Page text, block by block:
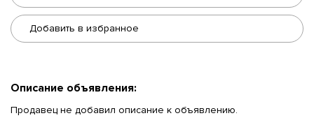
Добавить в избранное
Описание объявления:
Продавец не добавил описание к объявлению.